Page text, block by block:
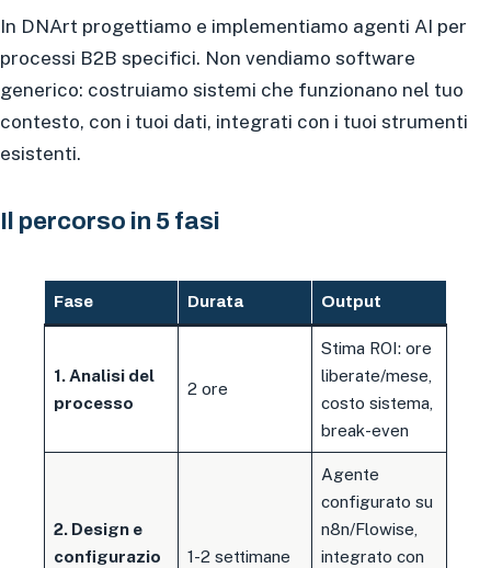
In DNArt progettiamo e implementiamo agenti AI per
processi B2B specifici. Non vendiamo software
generico: costruiamo sistemi che funzionano nel tuo
contesto, con i tuoi dati, integrati con i tuoi strumenti
esistenti.
Il percorso in 5 fasi
Fase Durata Output
1. Analisi del
processo
2 ore
Stima ROI: ore
liberate/mese,
costo sistema,
break-even
2. Design e
configurazio
1-2 settimane
Agente
configurato su
n8n/Flowise,
integrato con